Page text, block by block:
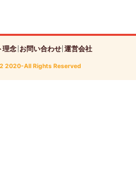
理念 お問い合わせ 運営会社
2020-All Rights Reserved